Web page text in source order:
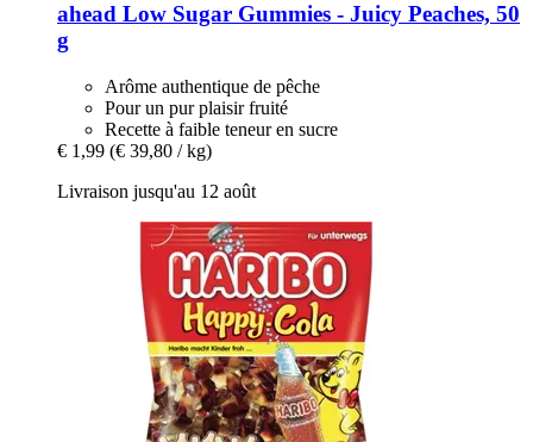
ahead Low Sugar Gummies -​ Juicy Peaches, 50
g
Arôme authentique de pêche
Pour un pur plaisir fruité
Recette à faible teneur en sucre
€ 1,99 (€ 39,80 / kg)
Livraison jusqu'au 12 août